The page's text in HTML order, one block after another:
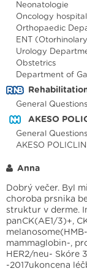
Neonatologie
Oncology hospital
Orthopaedic
ENT
Urology
Obstetrics
Department of
General Questions
AKESO
General Questions
AKESO
Anna
Dobrý večer. Byl
choroba prsnika
struktur v derme.
panCK(AE1/3)+,
mammaglobin-,
HER2/neu- Skóre
-2017ukoncena